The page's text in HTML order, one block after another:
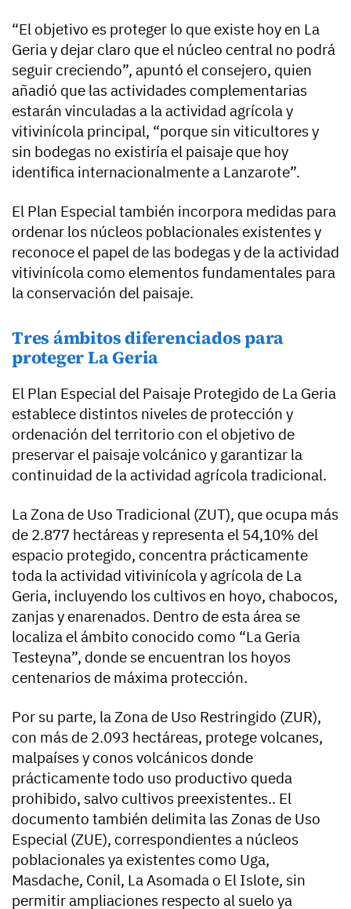
“El objetivo es proteger lo que existe hoy en La
Geria y dejar claro que el núcleo central no podrá
seguir creciendo”, apuntó el consejero, quien
añadió que las actividades complementarias
estarán vinculadas a la actividad agrícola y
vitivinícola principal, “porque sin viticultores y
sin bodegas no existiría el paisaje que hoy
identifica internacionalmente a Lanzarote”.
El Plan Especial también incorpora medidas para
ordenar los núcleos poblacionales existentes y
reconoce el papel de las bodegas y de la actividad
vitivinícola como elementos fundamentales para
la conservación del paisaje.
Tres ámbitos diferenciados para
proteger La Geria
El Plan Especial del Paisaje Protegido de La Geria
establece distintos niveles de protección y
ordenación del territorio con el objetivo de
preservar el paisaje volcánico y garantizar la
continuidad de la actividad agrícola tradicional.
La Zona de Uso Tradicional (ZUT), que ocupa más
de 2.877 hectáreas y representa el 54,10% del
espacio protegido, concentra prácticamente
toda la actividad vitivinícola y agrícola de La
Geria, incluyendo los cultivos en hoyo, chabocos,
zanjas y enarenados. Dentro de esta área se
localiza el ámbito conocido como “La Geria
Testeyna”, donde se encuentran los hoyos
centenarios de máxima protección.
Por su parte, la Zona de Uso Restringido (ZUR),
con más de 2.093 hectáreas, protege volcanes,
malpaíses y conos volcánicos donde
prácticamente todo uso productivo queda
prohibido, salvo cultivos preexistentes.. El
documento también delimita las Zonas de Uso
Especial (ZUE), correspondientes a núcleos
poblacionales ya existentes como Uga,
Masdache, Conil, La Asomada o El Islote, sin
permitir ampliaciones respecto al suelo ya